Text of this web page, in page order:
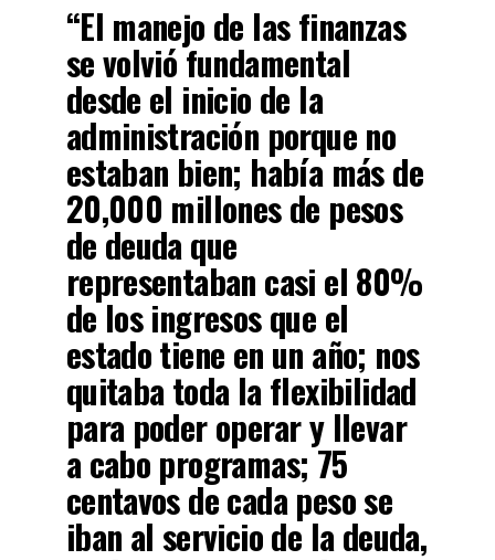
“El manejo de las finanzas
se volvió fundamental
desde el inicio de la
administración porque no
estaban bien; había más de
20,000 millones de pesos
de deuda que
representaban casi el 80%
de los ingresos que el
estado tiene en un año; nos
quitaba toda la flexibilidad
para poder operar y llevar
a cabo programas; 75
centavos de cada peso se
iban al servicio de la deuda,